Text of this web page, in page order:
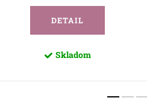
DETAIL
Skladom